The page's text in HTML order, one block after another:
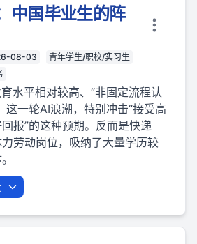
中国毕业生的阵
08-03
青年学生/职校/实习生
水平相对较高、“非固定流程认
这一轮AI浪潮，特别冲击“接受高
报”的这种预期。反而是快递
劳动岗位，吸纳了大量学历较